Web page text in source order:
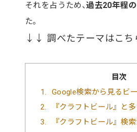
それを占うため､過去20年程
た｡
↓↓ 調べたテーマはこ
目次
1
Google検索から見るビ
2
『クラフトビール』と
3
『クラフトビール』検